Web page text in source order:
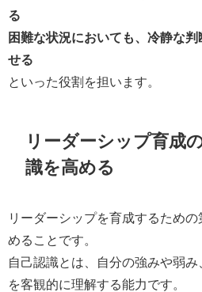
る
困難な状況においても、冷静な
せる
といった役割を担います。
リーダーシップ育成
識を高める
リーダーシップを育成するため
めることです。
自己認識とは、自分の強みや弱
を客観的に理解する能力です。